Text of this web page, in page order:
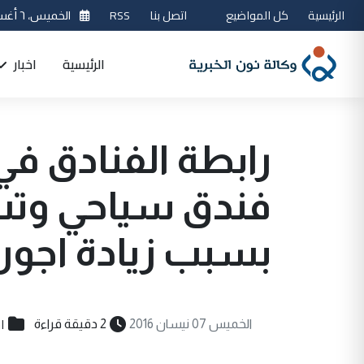
الرئيسية كل المواضيع اتصل بنا RSS الخميس، ٦ أغسطس 2026
الرئيسية اخبار
فندق سياحي
بسبب زيادة
الخميس 07 نيسان 2016 2 دقيقة قراءة